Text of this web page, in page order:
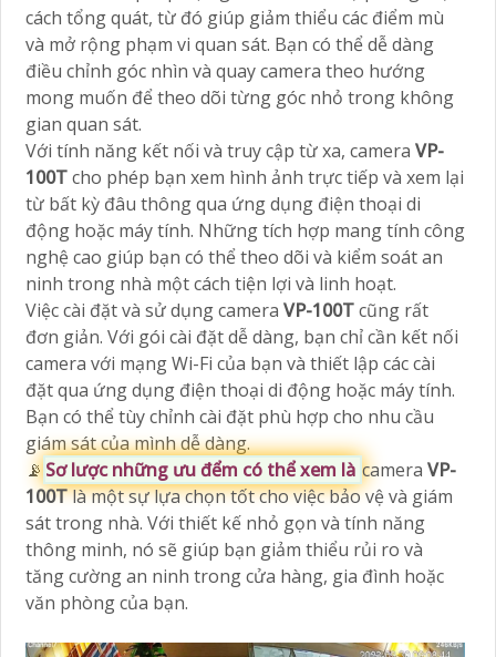
cách tổng quát, từ đó giúp giảm thiểu các điểm mù
và mở rộng phạm vi quan sát. Bạn có thể dễ dàng
điều chỉnh góc nhìn và quay camera theo hướng
mong muốn để theo dõi từng góc nhỏ trong không
gian quan sát.
Với tính năng kết nối và truy cập từ xa, camera VP-
100Tcho phép bạn xem hình ảnh trực tiếp và xem lại
từ bất kỳ đâu thông qua ứng dụng điện thoại di
động hoặc máy tính. Những tích hợp mang tính công
nghệ cao giúp bạn có thể theo dõi và kiểm soát an
ninh trong nhà một cách tiện lợi và linh hoạt.
Việc cài đặt và sử dụng camera VP-100Tcũng rất
đơn giản. Với gói cài đặt dễ dàng, bạn chỉ cần kết nối
camera với mạng Wi-Fi của bạn và thiết lập các cài
đặt qua ứng dụng điện thoại di động hoặc máy tính.
Bạn có thể tùy chỉnh cài đặt phù hợp cho nhu cầu
giám sát của mình dễ dàng.
📡 Sơ lược những ưu đểm có thể xem là camera VP-
100Tlà một sự lựa chọn tốt cho việc bảo vệ và giám
sát trong nhà. Với thiết kế nhỏ gọn và tính năng
thông minh, nó sẽ giúp bạn giảm thiểu rủi ro và
tăng cường an ninh trong cửa hàng, gia đình hoặc
văn phòng của bạn.